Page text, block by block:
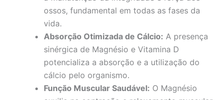
ossos, fundamental em todas as fases da
vida.
Absorção Otimizada de Cálcio: A presença
sinérgica de Magnésio e Vitamina D
potencializa a absorção e a utilização do
cálcio pelo organismo.
Função Muscular Saudável: O Magnésio